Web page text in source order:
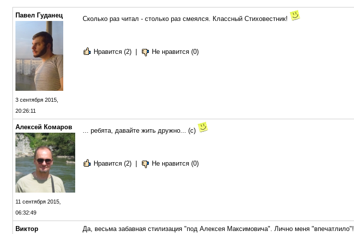
Павел Гуданец
3 сентября 2015,
20:26:11
Сколько раз читал - столько раз смеялся. Классный Стиховестник!
Нравится (2) Не нравится (0)
Алексей Комаров
11 сентября 2015,
06:32:49
... ребята, давайте жить дружно... (с)
Нравится (2) Не нравится (0)
Виктор
Да, весьма забавная стилизация "под Алексея Максимовича". Лично меня "впечатлило"!